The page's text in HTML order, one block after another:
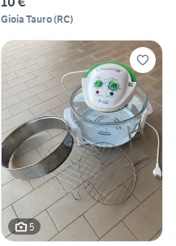
Gioia Tauro(RC)
5